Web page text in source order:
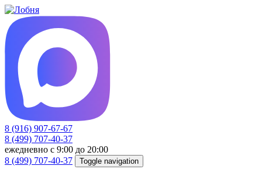
8 (916) 907-67-67
8 (499) 707-40-37
ежедневно с 9:00 до 20:00
8 (499) 707-40-37
Toggle navigation